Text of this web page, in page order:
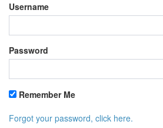
Username
Password
Remember Me
Forgot your password, click here.